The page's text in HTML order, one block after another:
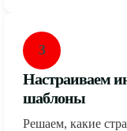
3
Настраиваем
шаблоны
Решаем, какие